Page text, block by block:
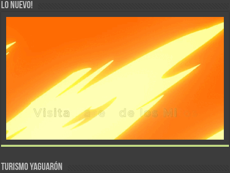
LO NUEVO!
TURISMO YAGUARÓN